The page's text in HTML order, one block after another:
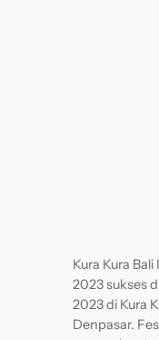
Kura Kura
2023 sukses
2023 di Kura
Denpasar.